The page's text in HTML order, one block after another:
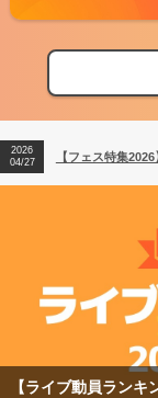
【フェス特集
【ライブ動員ラン
2026
04/27
【フェス特集
2026
【ライブ動員ランキ